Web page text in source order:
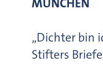
„Dichter bin
Stifters